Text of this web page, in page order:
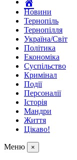
Новини
Тернопіль
Тернопілля
Україна/Світ
Політика
Економіка
Суспільство
Кримінал
Події
Персоналії
Історія
Мандри
Життя
Цікаво!
Меню ×